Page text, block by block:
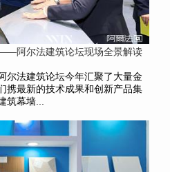
阿尔法建筑论坛现场全景解读
尔法建筑论坛今年汇聚了大量金
携最新的技术成果和创新产品集
筑幕墙...